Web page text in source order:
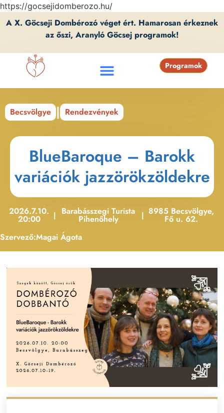
https://gocsejidomberozo.hu/
A X. Göcseji Dombérozó véget ért. Hamarosan érkeznek
az őszi, Aranyló Göcsej programok!
Programok
Becsvölgye | Rendezvények
BlueBaroque – Barokk
variációk jazzörökzöldekre
2026.7.10.
20:00 | Barabásszegi Turista
Pihenőhely | 8985 Becsvölgye,
Fő u. 62.
Szervező:Magai Ágota